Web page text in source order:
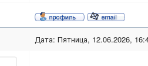
Дата: Пятница, 12.06.2026,